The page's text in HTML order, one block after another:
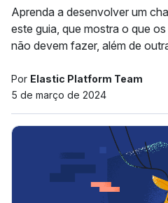
Aprenda a desenvolver um
este guia, que mostra o que
não devem fazer, além de
Por Elastic Platform Team
5 de março de 2024